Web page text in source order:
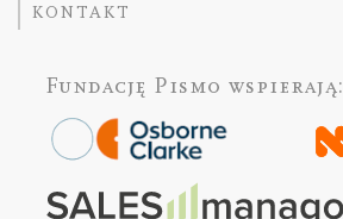
KONTAKT
Fundację Pismo wspierają: